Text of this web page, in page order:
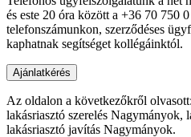
és este 20 óra között a +36 70 750
telefonszámunkon, szerződéses
kaphatnak segítséget kollégáinktól.
Az oldalon a következőkről
lakásriasztó szerelés Nagymányok,
lakásriasztó javítás Nagymányok.